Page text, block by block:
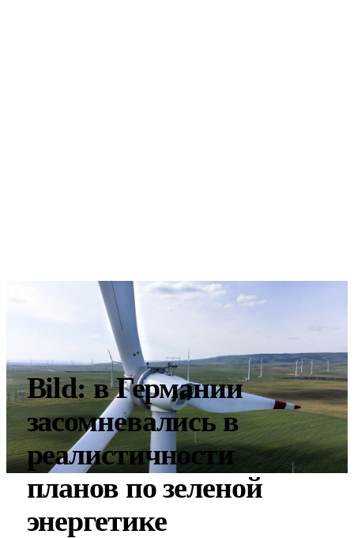
Bild: в Германии
засомневались в
реалистичности
планов по зеленой
энергетике